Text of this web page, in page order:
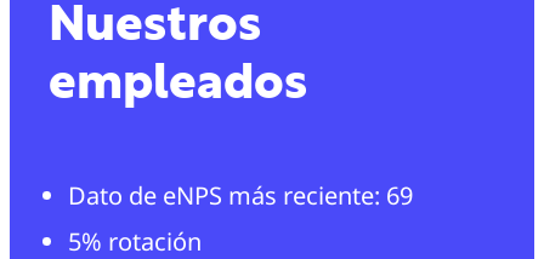
Nuestros
empleados
Dato de eNPS más reciente: 69
5% rotación